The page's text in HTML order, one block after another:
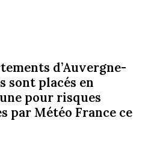
d’Auvergne-
sont placés en
pour risques
par Météo France ce